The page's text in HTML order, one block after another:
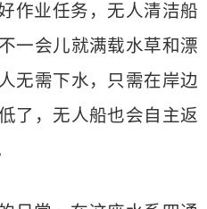
作业任务，无人清洁船
一会儿就满载水草和漂
无需下水，只需在岸边
了，无人船也会自主返